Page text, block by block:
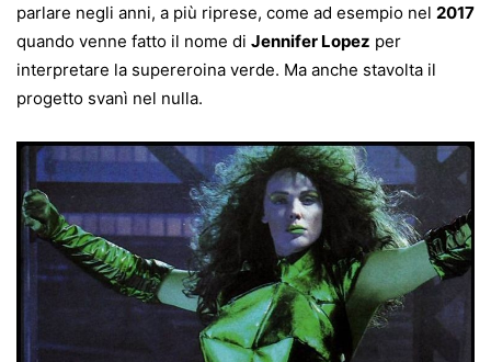
parlare negli anni, a più riprese, come ad esempio nel 2017
quando venne fatto il nome di Jennifer Lopez per
interpretare la supereroina verde. Ma anche stavolta il
progetto svanì nel nulla.